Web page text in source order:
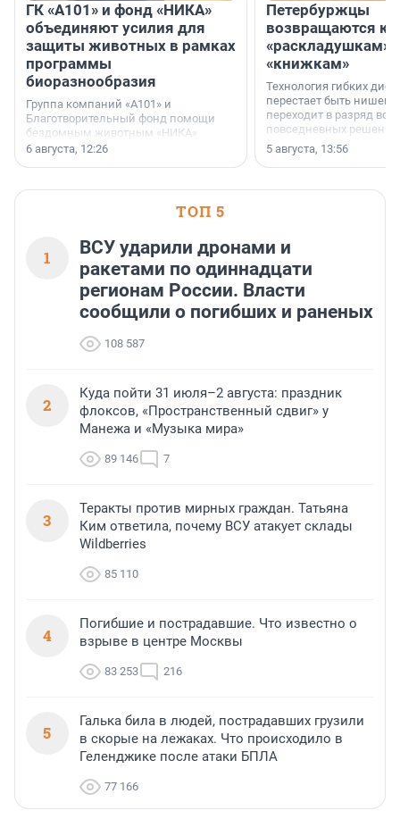
ГК «А101» и фонд «НИКА»
объединяют усилия для
защиты животных в рамках
программы
биоразнообразия
Группа компаний «А101» и
Благотворительный фонд помощи
бездомным животным «НИКА»
заключили соглашение о
6 августа, 12:26
Петербуржцы
возвращаются к
«раскладушкам»
«книжкам»
Технология гибких
перестает быть
переходит в разряд
повседневных
5 августа, 13:56
ТОП 5
1
ВСУ ударили дронами и
ракетами по одиннадцати
регионам России. Власти
сообщили о погибших и раненых
108 587
2
Куда пойти 31 июля–2 августа: праздник
флоксов, «Пространственный сдвиг» у
Манежа и «Музыка мира»
89 146 7
3
Теракты против мирных граждан. Татьяна
Ким ответила, почему ВСУ атакует склады
Wildberries
85 110
4
Погибшие и пострадавшие. Что известно о
взрыве в центре Москвы
83 253 216
5
Галька била в людей, пострадавших грузили
в скорые на лежаках. Что происходило в
Геленджике после атаки БПЛА
77 166